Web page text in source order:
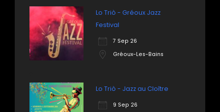
Lo Triò - Gréoux Jazz
Festival
7 Sep 26
Gréoux-Les-Bains
Lo Triò - Jazz au Cloître
9 Sep 26